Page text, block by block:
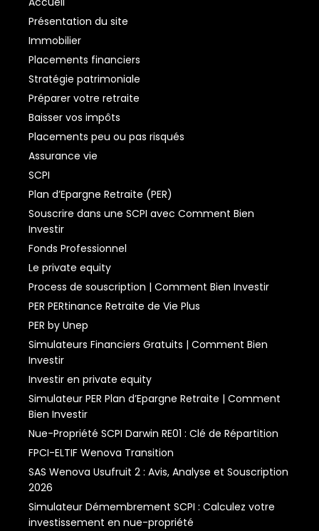
Présentation du site
Immobilier
Placements financiers
Stratégie patrimoniale
Préparer votre retraite
Baisser vos impôts
Placements peu ou pas risqués
Assurance vie
SCPI
Plan d’Epargne Retraite (PER)
Souscrire dans une SCPI avec Comment Bien
Investir
Fonds Professionnel
Le private equity
Process de souscription | Comment Bien Investir
PER PERtinance Retraite de Vie Plus
PER by Unep
Simulateurs Financiers Gratuits | Comment Bien
Investir
Investir en private equity
Simulateur PER Plan d’Epargne Retraite | Comment
Bien Investir
Nue-Propriété SCPI Darwin RE01 : Clé de Répartition
FPCI-ELTIF Wenova Transition
SAS Wenova Usufruit 2 : Avis, Analyse et Souscription
2026
Simulateur Démembrement SCPI : Calculez votre
investissement en nue-propriété